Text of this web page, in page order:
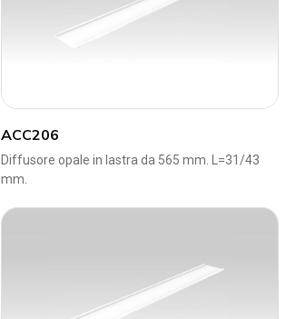
ACC206
Diffusore opale in lastra da 565 mm. L=31/43
mm.